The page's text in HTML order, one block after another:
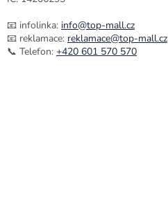
📧 infolinka: info@top-mall.cz
📧 reklamace: reklamace@top-mall.cz
📞 Telefon: +420 601 570 570